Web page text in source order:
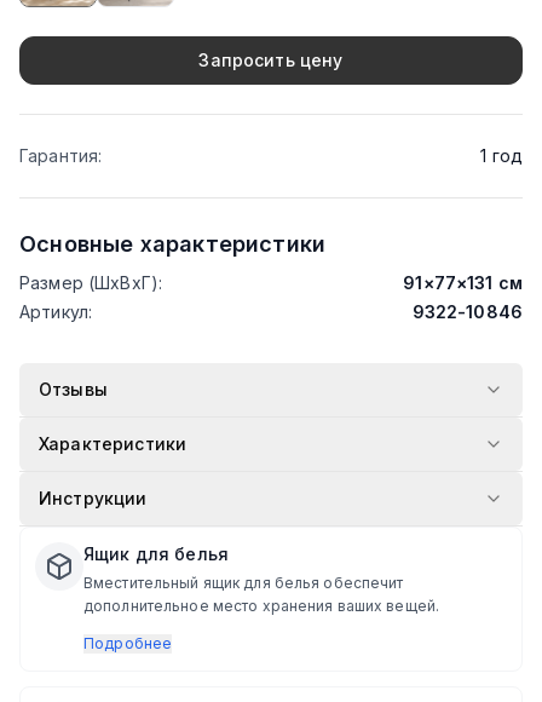
Тип:Обеденный
Запросить цену
Гарантия: 1 год
Основные характеристики
Размер (ШхВхГ): 91×77×131 см
Артикул: 9322-10846
Отзывы
Характеристики
Инструкции
Ящик для белья
Вместительный ящик для белья обеспечит
дополнительное место хранения ваших вещей.
Подробнее